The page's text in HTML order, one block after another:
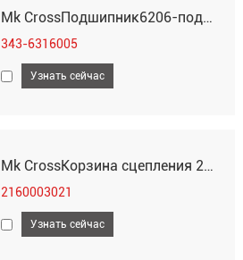
Mk CrossПодшипник6206-подшипник первой оси задний343-6316005
343-6316005
Узнать сейчас
Mk CrossКорзина сцепления 2160003021
2160003021
Узнать сейчас